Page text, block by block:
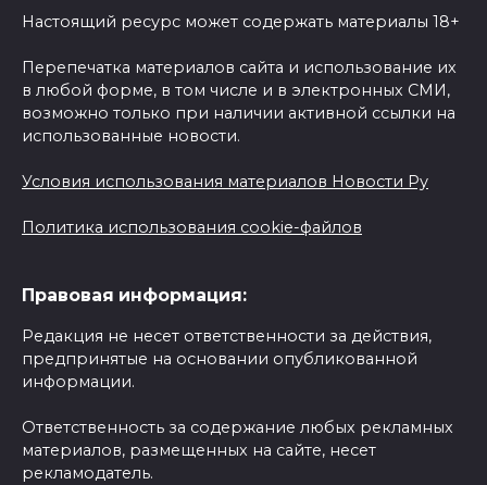
Настоящий ресурс может содержать материалы 18+
Перепечатка материалов сайта и использование их
в любой форме, в том числе и в электронных СМИ,
возможно только при наличии активной ссылки на
использованные новости.
Условия использования материалов Новости Ру
Политика использования cookie-файлов
Правовая информация:
Редакция не несет ответственности за действия,
предпринятые на основании опубликованной
информации.
Ответственность за содержание любых рекламных
материалов, размещенных на сайте, несет
рекламодатель.